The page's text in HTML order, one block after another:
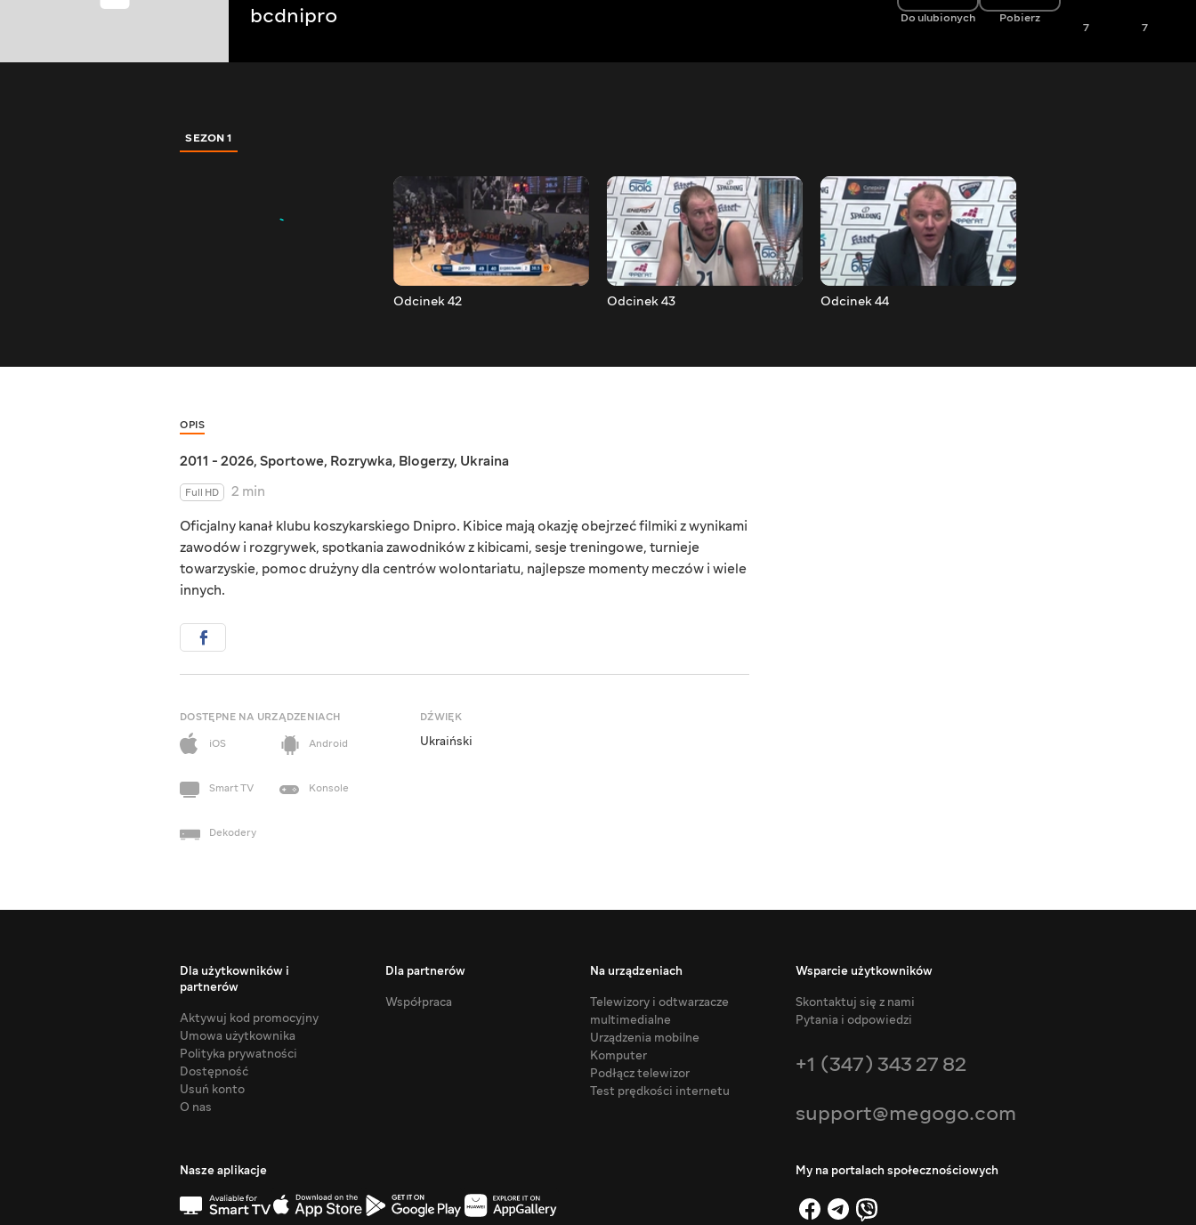
bcdnipro Do ulubionych Pobierz
7 7
SEZON 1
Odcinek 42 Odcinek 43 Odcinek 44
OPIS
2011 - 2026, Sportowe, Rozrywka, Blogerzy, Ukraina
Full HD
2 min
Oficjalny kanał klubu koszykarskiego Dnipro. Kibice mają okazję obejrzeć filmiki z wynikami
zawodów i rozgrywek, spotkania zawodników z kibicami, sesje treningowe, turnieje
towarzyskie, pomoc drużyny dla centrów wolontariatu, najlepsze momenty meczów i wiele
innych.
DOSTĘPNE NA URZĄDZENIACH
iOS
Android
Smart TV Konsole
Dekodery
DŹWIĘK
Ukraiński
Dla użytkowników i
partnerów
Aktywuj kod promocyjny
Umowa użytkownika
Polityka prywatności
Dostępność
Usuń konto
O nas
Dla partnerów
Współpraca
Na urządzeniach
Telewizory i odtwarzacze
multimedialne
Urządzenia mobilne
Komputer
Podłącz telewizor
Test prędkości internetu
Wsparcie użytkowników
Skontaktuj się z nami
Pytania i odpowiedzi
+1 (347) 343 27 82
support@megogo.com
Nasze aplikacje My na portalach społecznościowych